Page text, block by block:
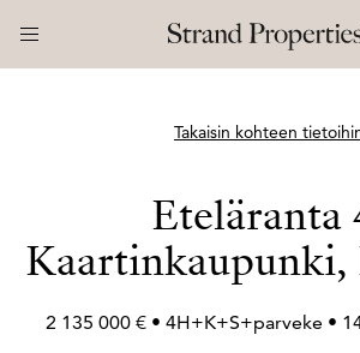
Takaisin kohteen
Eteläranta
2 135 000 € • 4H+K+S+parveke •